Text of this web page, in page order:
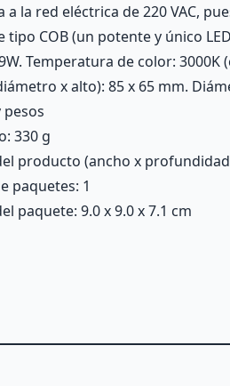
a la red eléctrica de 220 VAC,
tipo COB (un potente y único
Temperatura de color: 3000K
x alto): 85 x 65 mm.
pesos
330 g
producto (ancho x profundidad
paquetes: 1
paquete: 9.0 x 9.0 x 7.1 cm